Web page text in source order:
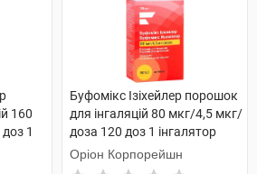
160
1
Буфомікс Ізіхейлер порошок
для інгаляцій 80 мкг/4,5 мкг/
доза 120 доз 1 інгалятор
Оріон Корпорейшн